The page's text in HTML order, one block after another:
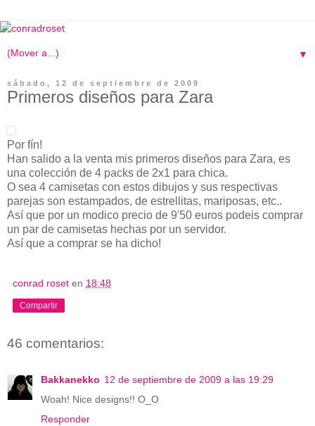
▼
sábado, 12 de septiembre de 2009
Primeros diseños para Zara
Por fín!
Han salido a la venta mis primeros diseños para Zara, es
una colección de 4 packs de 2x1 para chica.
O sea 4 camisetas con estos dibujos y sus respectivas
parejas son estampados, de estrellitas, mariposas, etc..
Así que por un modico precio de 9'50 euros podeis comprar
un par de camisetas hechas por un servidor.
Así que a comprar se ha dicho!
conrad roset en 18:48
Compartir
46 comentarios:
Bakkanekko 12 de septiembre de 2009 a las 19:29
Woah! Nice designs!! O_O
Responder